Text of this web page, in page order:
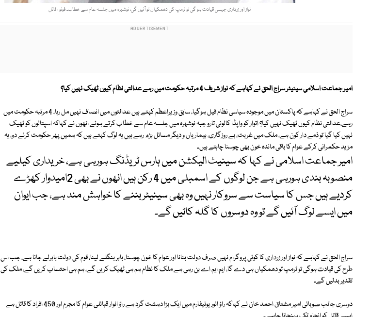
نواز اور زرداری جیسی قیادت ہو گی تو ٹرمپ کی دھمکیاں تو آئیں گی، نوشہرہ میں جلسہ عام سے خطاب۔ فوٹو : فائل
امیر جماعت اسلامی سینیٹر سراج الحق نے کہاہے کہ نواز شریف 4 مرتبہ حکومت میں رہے عدالتی نظام کیوں ٹھیک نہیں کیا؟
سراج الحق نے کہاہے کہ پاکستان میں موجودہ سیاسی نظام فیل ہوگیا، سابق وزیراعظم کہتے ہیں عدالتوں میں انصاف نہیں مل رہا، 4 مرتبہ حکومت میں
رہے،عدالتی نظام کیوں ٹھیک نہیں کیا؟ اتوار کو واپڈا کالونی تارو جبہ نوشہرہ میں جلسہ عام سے خطاب کرتے ہوئے انھوں نے کہاکہ اسپتالوں کو ٹھیک
نہیں کیا گیا تو ذمے دار کون ہے، ملک میں غربت، بے روزگاری، بیماریاں و دیگر مسائل بڑھ رہے ہیں یہ لوگ کہتے ہیں کہ ہمیں پھر حکومت کرنے دو، یہ
مزید حکمرانی کرکے عوام کا باقی ماندہ خون بھی چوسنا چاہتے ہیں۔
امیر جماعت اسلامی نے کہا کہ سینیٹ الیکشن میں ہارس ٹریڈنگ ہورہی ہے، خریداری کیلیے
منصوبہ بندی ہورہی ہے جن لوگوں کے اسمبلی میں 4 رکن ہیں انھوں نے بھی 2امیدوار کھڑے
کردیے ہیں جس کا سیاست سے سروکار نہیں وہ بھی سینیٹر بننے کا خواہش مند ہے، جب ایوان
میں ایسے لوگ آئیں گے تو وہ دوسروں کا گلہ کاٹیں گے۔
سراج الحق نے کہاہے کہ نواز اور زرداری کا کوئی پروگرام نہیں صرف دولت بنانا اور عوام کا خون چوسنا، باہر بنگلے لینا، قوم کی دولت باہرلے جانا ہے، جب اس
طرح کی قیادت ہوگی تو ٹرمپ تو دھمکیاں ہی دے گا، ایم ایم اے بن رہی ہے ملک کا نظام ہم ہی ٹھیک کریں گے، ہم ہی احتساب کریں گے، ملک کی
تقدیر بدلیں گے۔
دوسری جانب صوبائی امیر مشتاق احمد خان نے کہاکہ راؤ انور یونیفارم میں ایک بڑا دہشت گرد ہے راؤ انوار قبائلی عوام کا مجرم اور 450 افراد کا قاتل ہے